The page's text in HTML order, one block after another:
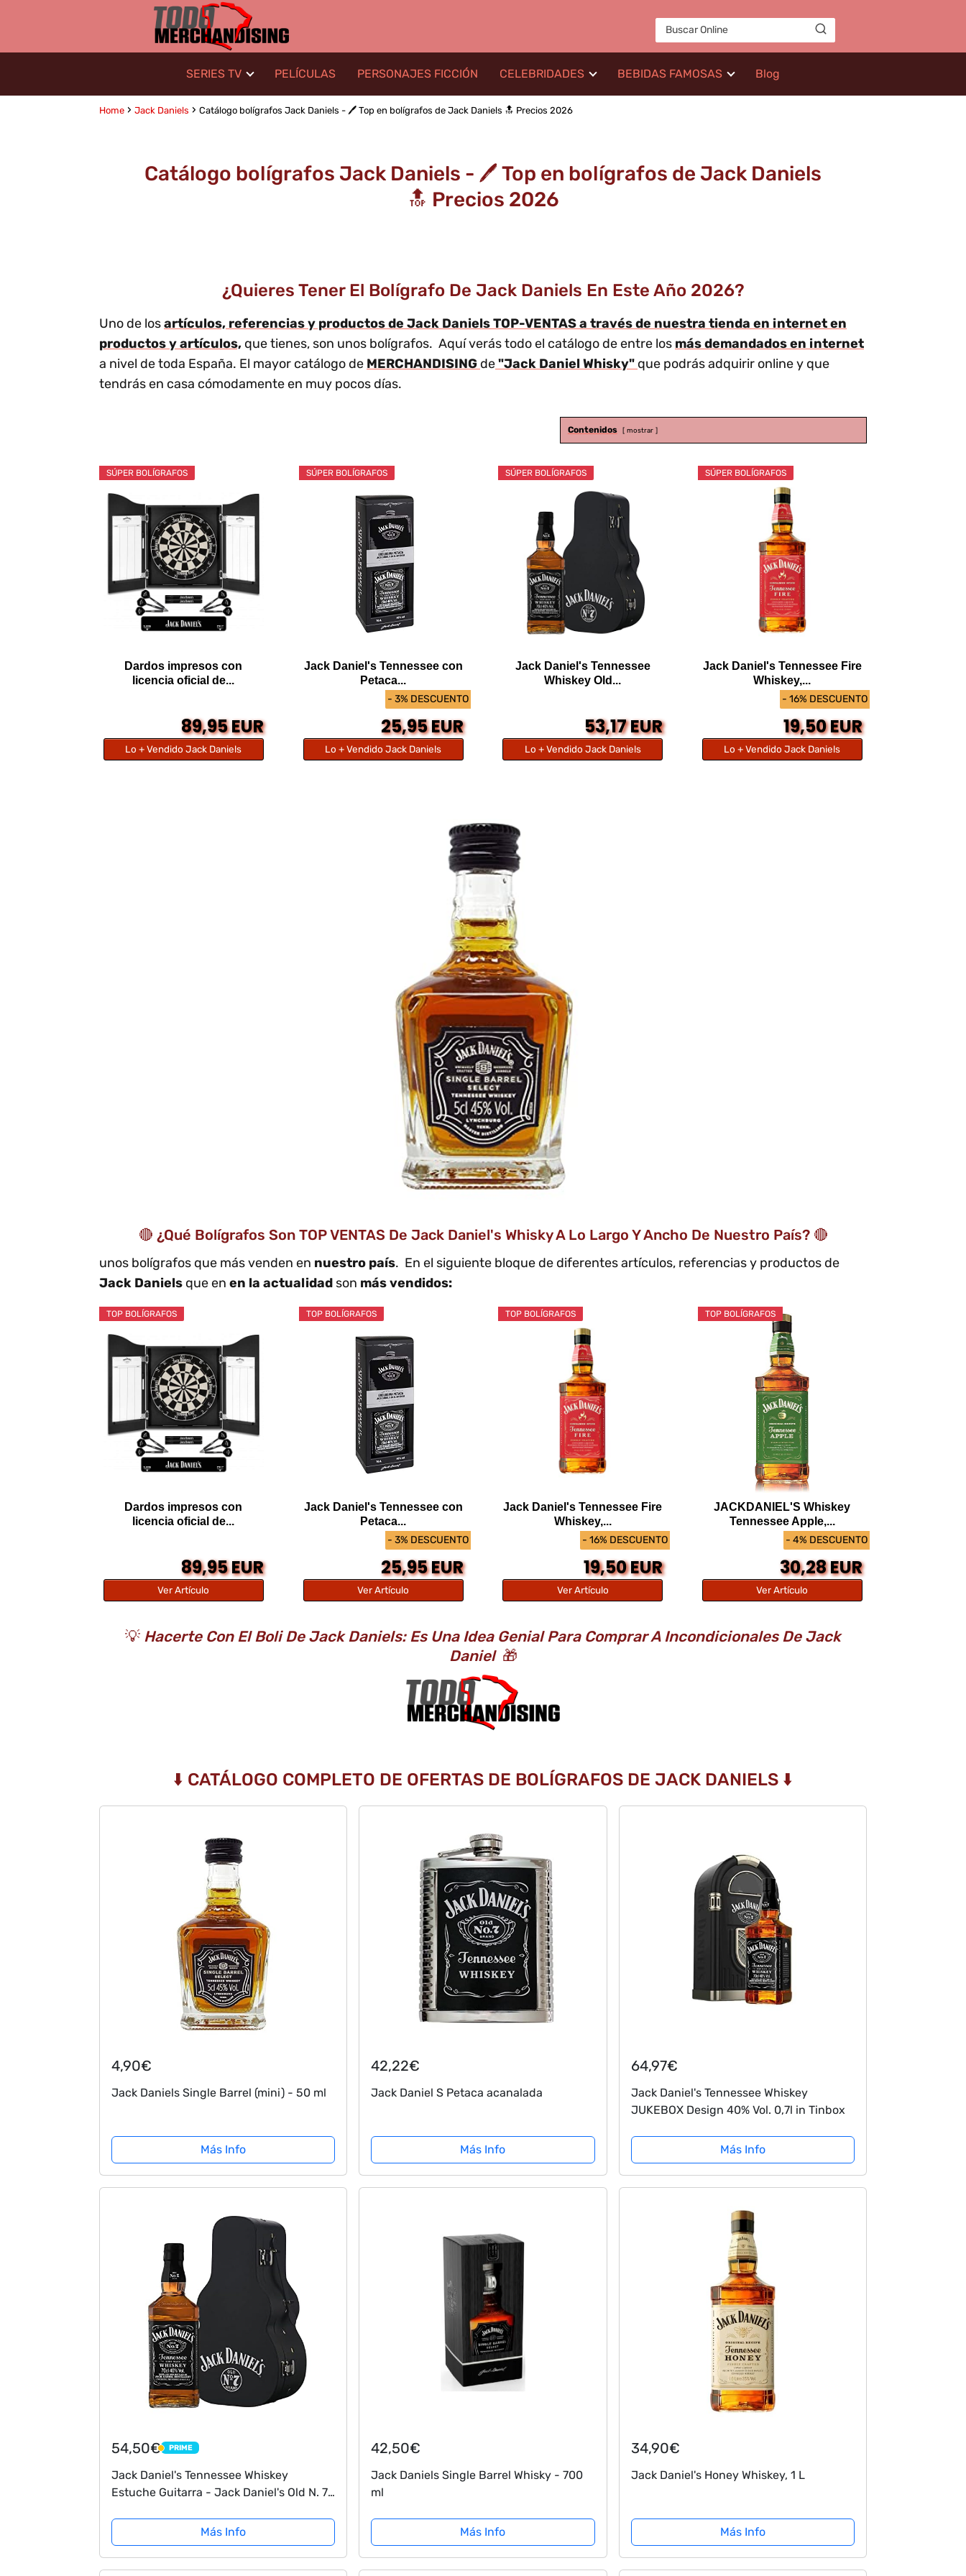
SERIES TV PELÍCULAS PERSONAJES FICCIÓN CELEBRIDADES BEBIDAS FAMOSAS Blog
Home Jack Daniels Catálogo bolígrafos Jack Daniels - 🖊️ Top en bolígrafos de Jack Daniels 🔝 Precios 2026
Catálogo bolígrafos Jack Daniels - 🖊️ Top en bolígrafos de Jack Daniels
🔝 Precios 2026
¿Quieres Tener El Bolígrafo De Jack Daniels En Este Año 2026?
Uno de losartículos, referencias y productos de Jack Daniels TOP-VENTAS a través de nuestra tienda en internet en
productos y artículos, que tienes, son unos bolígrafos. Aquí verás todo el catálogo de entre los más demandados en internet
a nivel de toda España. El mayor catálogo de MERCHANDISING de"Jack Daniel Whisky" que podrás adquirir online y que
tendrás en casa cómodamente en muy pocos días.
Contenidos mostrar
SÚPER BOLÍGRAFOS
Dardos impresos con
licencia oficial de...
89,95 EUR
Lo + Vendido Jack Daniels
- 3% DESCUENTO
SÚPER BOLÍGRAFOS
Jack Daniel's Tennessee con
Petaca...
25,95 EUR
Lo + Vendido Jack Daniels
SÚPER BOLÍGRAFOS
Jack Daniel's Tennessee
Whiskey Old...
53,17 EUR
Lo + Vendido Jack Daniels
- 16% DESCUENTO
SÚPER BOLÍGRAFOS
Jack Daniel's Tennessee Fire
Whiskey,...
19,50 EUR
Lo + Vendido Jack Daniels
🔴 ¿Qué Bolígrafos Son TOP VENTAS De Jack Daniel's Whisky A Lo Largo Y Ancho De Nuestro País? 🔴
unos bolígrafos que más venden en nuestro país. En el siguiente bloque de diferentes artículos, referencias y productos de
Jack Daniels que en en la actualidad son más vendidos:
TOP BOLÍGRAFOS
Dardos impresos con
licencia oficial de...
89,95 EUR
Ver Artículo
- 3% DESCUENTO
TOP BOLÍGRAFOS
Jack Daniel's Tennessee con
Petaca...
25,95 EUR
Ver Artículo
- 16% DESCUENTO
TOP BOLÍGRAFOS
Jack Daniel's Tennessee Fire
Whiskey,...
19,50 EUR
Ver Artículo
- 4% DESCUENTO
TOP BOLÍGRAFOS
JACKDANIEL'S Whiskey
Tennessee Apple,...
30,28 EUR
Ver Artículo
💡 Hacerte Con El Boli De Jack Daniels: Es Una Idea Genial Para Comprar A Incondicionales De Jack
Daniel 🎁
⬇️ CATÁLOGO COMPLETO DE OFERTAS DE BOLÍGRAFOS DE JACK DANIELS ⬇️
4,90€
Jack Daniels Single Barrel (mini) - 50 ml
Más Info
42,22€
Jack Daniel S Petaca acanalada
Más Info
64,97€
Jack Daniel's Tennessee Whiskey
JUKEBOX Design 40% Vol. 0,7l in Tinbox
Más Info
54,50€ PRIME
PRIME
Jack Daniel's Tennessee Whiskey
Estuche Guitarra - Jack Daniel's Old N. 7
Más Info
42,50€
Jack Daniels Single Barrel Whisky - 700
ml
Más Info
34,90€
Jack Daniel's Honey Whiskey, 1 L
Más Info